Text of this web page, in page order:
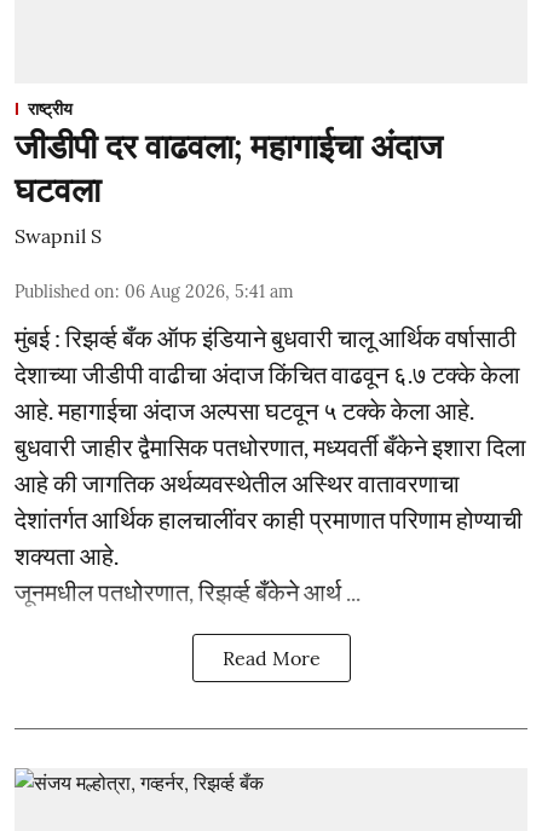
राष्ट्रीय
जीडीपी दर वाढवला; महागाईचा अंदाज
घटवला
Swapnil S
Published on: 06 Aug 2026, 5:41 am
मुंबई : रिझर्व्ह बँक ऑफ इंडियाने बुधवारी चालू आर्थिक वर्षासाठी
देशाच्या जीडीपी वाढीचा अंदाज किंचित वाढवून ६.७ टक्के केला
आहे. महागाईचा अंदाज अल्पसा घटवून ५ टक्के केला आहे.
बुधवारी जाहीर द्वैमासिक पतधोरणात, मध्यवर्ती बँकेने इशारा दिला
आहे की जागतिक अर्थव्यवस्थेतील अस्थिर वातावरणाचा
देशांतर्गत आर्थिक हालचालींवर काही प्रमाणात परिणाम होण्याची
शक्यता आहे.
जूनमधील पतधोरणात, रिझर्व्ह बँकेने आर्थ ...
Read More